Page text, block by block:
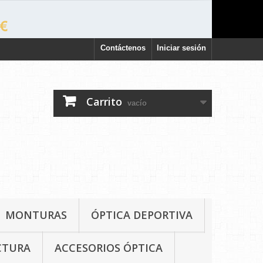
Iniciar sesión
Contáctenos
Carrito vacío
MONTURAS ÓPTICA DEPORTIVA
ACCESORIOS ÓPTICA